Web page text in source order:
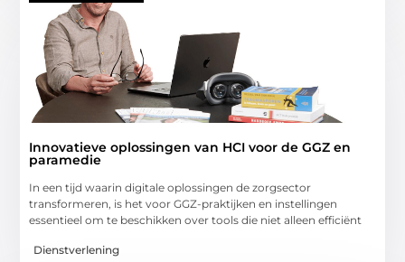
Innovatieve oplossingen van HCI voor de GGZ en
paramedie
In een tijd waarin digitale oplossingen de zorgsector
transformeren, is het voor GGZ-praktijken en instellingen
essentieel om te beschikken over tools die niet alleen efficiënt
Dienstverlening